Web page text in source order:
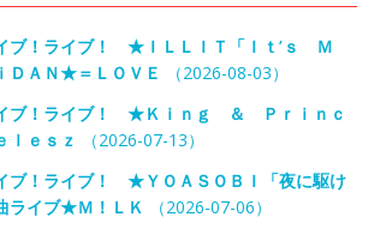
ブ！ライブ！ ★ＩＬＬＩＴ「Ｉｔ’ｓ Ｍ
ＤＡＮ★＝ＬＯＶＥ
（2026-08-03）
ブ！ライブ！ ★Ｋｉｎｇ ＆ Ｐｒｉｎｃ
ｌｅｓｚ
（2026-07-13）
ブ！ライブ！ ★ＹＯＡＳＯＢＩ「夜に駆け
ライブ★Ｍ！ＬＫ
（2026-07-06）